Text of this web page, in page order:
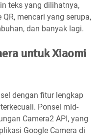
teks yang dilihatnya,
mencari yang serupa,
dan banyak lagi.
untuk Xiaomi
dengan fitur lengkap
Ponsel mid-
Camera2 API, yang
Google Camera di